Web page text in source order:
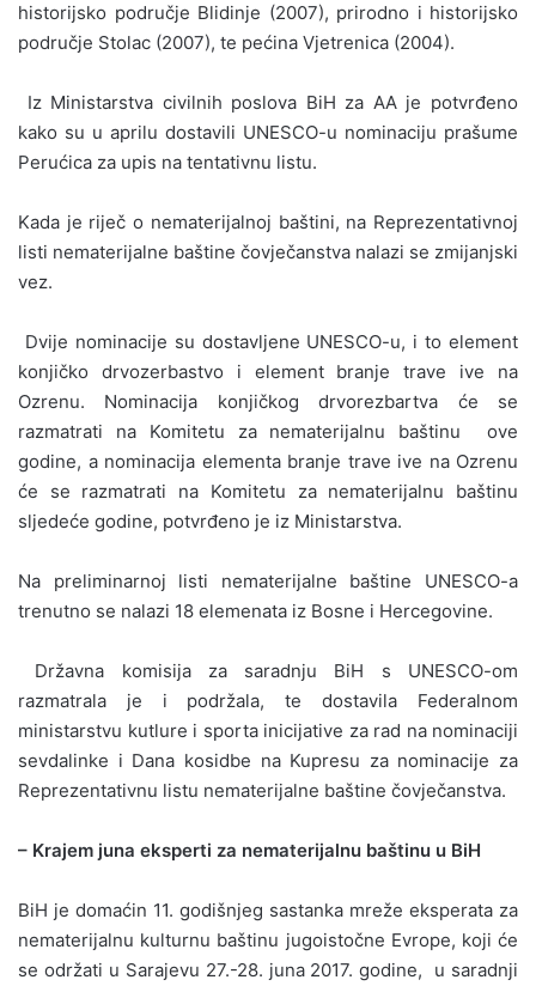
historijsko područje Blidinje (2007), prirodno i historijsko
područje Stolac (2007), te pećina Vjetrenica (2004).
Iz Ministarstva civilnih poslova BiH za AA je potvrđeno
kako su u aprilu dostavili UNESCO-u nominaciju prašume
Perućica za upis na tentativnu listu.
Kada je riječ o nematerijalnoj baštini, na Reprezentativnoj
listi nematerijalne baštine čovječanstva nalazi se zmijanjski
vez.
Dvije nominacije su dostavljene UNESCO-u, i to element
konjičko drvozerbastvo i element branje trave ive na
Ozrenu. Nominacija konjičkog drvorezbartva će se
razmatrati na Komitetu za nematerijalnu baštinu ove
godine, a nominacija elementa branje trave ive na Ozrenu
će se razmatrati na Komitetu za nematerijalnu baštinu
sljedeće godine, potvrđeno je iz Ministarstva.
Na preliminarnoj listi nematerijalne baštine UNESCO-a
trenutno se nalazi 18 elemenata iz Bosne i Hercegovine.
Državna komisija za saradnju BiH s UNESCO-om
razmatrala je i podržala, te dostavila Federalnom
ministarstvu kutlure i sporta inicijative za rad na nominaciji
sevdalinke i Dana kosidbe na Kupresu za nominacije za
Reprezentativnu listu nematerijalne baštine čovječanstva.
– Krajem juna eksperti za nematerijalnu baštinu u BiH
BiH je domaćin 11. godišnjeg sastanka mreže eksperata za
nematerijalnu kulturnu baštinu jugoistočne Evrope, koji će
se održati u Sarajevu 27.-28. juna 2017. godine, u saradnji